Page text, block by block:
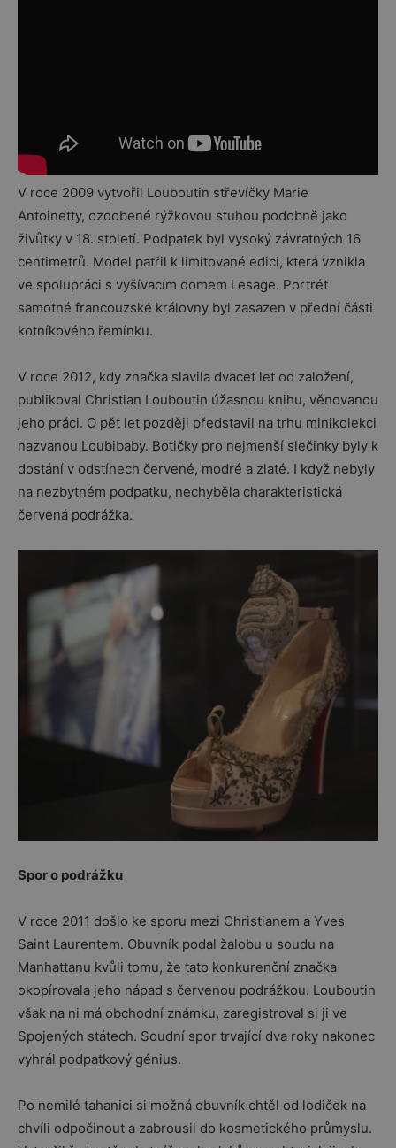
V roce 2009 vytvořil Louboutin střevíčky Marie
Antoinetty, ozdobené rýžkovou stuhou podobně jako
živůtky v 18. století. Podpatek byl vysoký závratných 16
centimetrů. Model patřil k limitované edici, která vznikla
ve spolupráci s vyšívacím domem Lesage. Portrét
samotné francouzské královny byl zasazen v přední části
kotníkového řemínku.
V roce 2012, kdy značka slavila dvacet let od založení,
publikoval Christian Louboutin úžasnou knihu, věnovanou
jeho práci. O pět let později představil na trhu minikolekci
nazvanou Loubibaby. Botičky pro nejmenší slečinky byly k
dostání v odstínech červené, modré a zlaté. I když nebyly
na nezbytném podpatku, nechyběla charakteristická
červená podrážka.
Spor o podrážku
V roce 2011 došlo ke sporu mezi Christianem a Yves
Saint Laurentem. Obuvník podal žalobu u soudu na
Manhattanu kvůli tomu, že tato konkurenční značka
okopírovala jeho nápad s červenou podrážkou. Louboutin
však na ni má obchodní známku, zaregistroval si ji ve
Spojených státech. Soudní spor trvající dva roky nakonec
vyhrál podpatkový génius.
Po nemilé tahanici si možná obuvník chtěl od lodiček na
chvíli odpočinout a zabrousil do kosmetického průmyslu.